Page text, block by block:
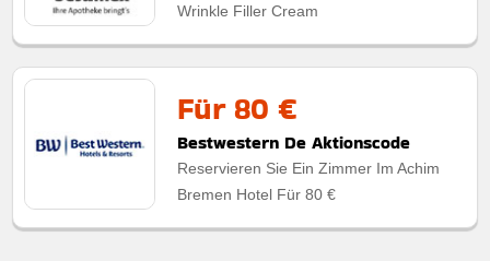
Wrinkle Filler Cream
Für 80 €
Bestwestern De Aktionscode
Reservieren Sie Ein Zimmer Im Achim
Bremen Hotel Für 80 €